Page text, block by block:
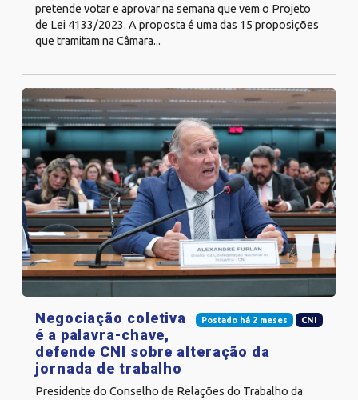
pretende votar e aprovar na semana que vem o Projeto
de Lei 4133/2023. A proposta é uma das 15 proposições
que tramitam na Câmara...
Postado há 2 meses CNI
Negociação coletiva
é a palavra-chave,
defende CNI sobre alteração da
jornada de trabalho
Presidente do Conselho de Relações do Trabalho da